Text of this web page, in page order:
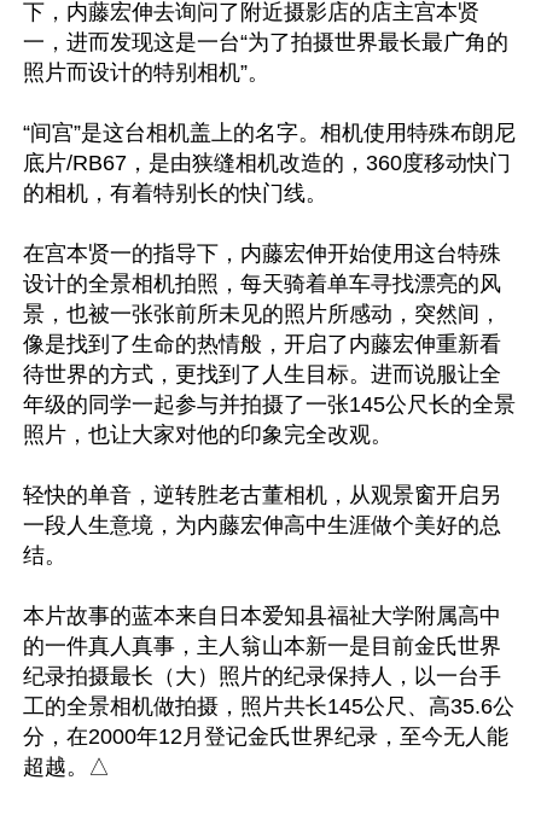
下，内藤宏伸去询问了附近摄影店的店主宫本贤
一，进而发现这是一台“为了拍摄世界最长最广角的
照片而设计的特别相机”。
“间宫”是这台相机盖上的名字。相机使用特殊布朗尼
底片/RB67，是由狭缝相机改造的，360度移动快门
的相机，有着特别长的快门线。
在宫本贤一的指导下，内藤宏伸开始使用这台特殊
设计的全景相机拍照，每天骑着单车寻找漂亮的风
景，也被一张张前所未见的照片所感动，突然间，
像是找到了生命的热情般，开启了内藤宏伸重新看
待世界的方式，更找到了人生目标。进而说服让全
年级的同学一起参与并拍摄了一张145公尺长的全景
照片，也让大家对他的印象完全改观。
轻快的单音，逆转胜老古董相机，从观景窗开启另
一段人生意境，为内藤宏伸高中生涯做个美好的总
结。
本片故事的蓝本来自日本爱知县福祉大学附属高中
的一件真人真事，主人翁山本新一是目前金氏世界
纪录拍摄最长（大）照片的纪录保持人，以一台手
工的全景相机做拍摄，照片共长145公尺、高35.6公
分，在2000年12月登记金氏世界纪录，至今无人能